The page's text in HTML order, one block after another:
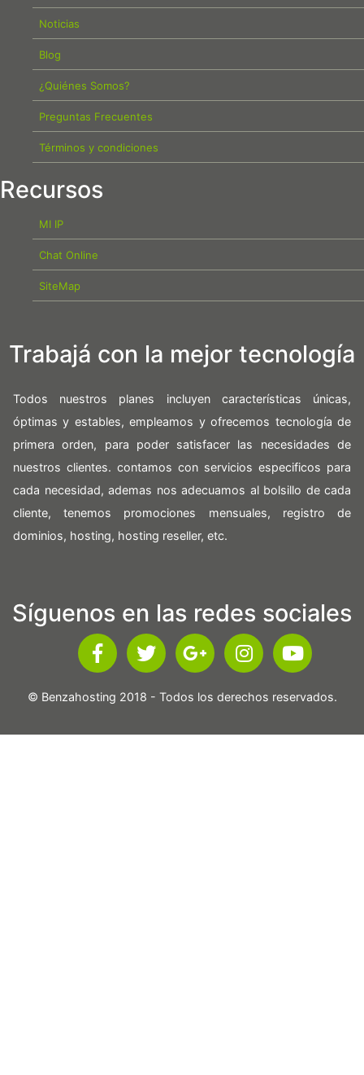
Noticias
Blog
¿Quiénes Somos?
Preguntas Frecuentes
Términos y condiciones
Recursos
MI IP
Chat Online
SiteMap
Trabajá con la mejor tecnología
Todos nuestros planes incluyen características únicas,
óptimas y estables, empleamos y ofrecemos tecnología de
primera orden, para poder satisfacer las necesidades de
nuestros clientes. contamos con servicios especificos para
cada necesidad, ademas nos adecuamos al bolsillo de cada
cliente, tenemos promociones mensuales, registro de
dominios, hosting, hosting reseller, etc.
Síguenos en las redes sociales
© Benzahosting 2018 - Todos los derechos reservados.